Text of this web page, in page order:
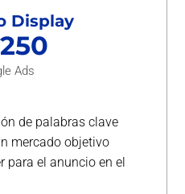
Display
Ads
de palabras clave
mercado objetivo
para el anuncio en el